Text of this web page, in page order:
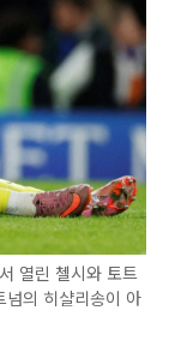
열린 첼시와 토트
넘의 히샬리송이 아